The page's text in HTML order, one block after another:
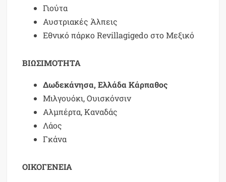
Γιούτα
Αυστριακές Άλπεις
Εθνικό πάρκο Revillagigedo στο Μεξικό
ΒΙΩΣΙΜΟΤΗΤΑ
Δωδεκάνησα, Ελλάδα Κάρπαθος
Μιλγουόκι, Ουισκόνσιν
Αλμπέρτα, Καναδάς
Λάος
Γκάνα
ΟΙΚΟΓΕΝΕΙΑ